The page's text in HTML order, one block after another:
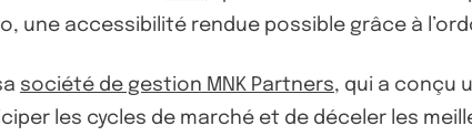
accessibilité rendue possible grâce à
société de gestion MNK Partners, qui a conçu
les cycles de marché et de déceler les